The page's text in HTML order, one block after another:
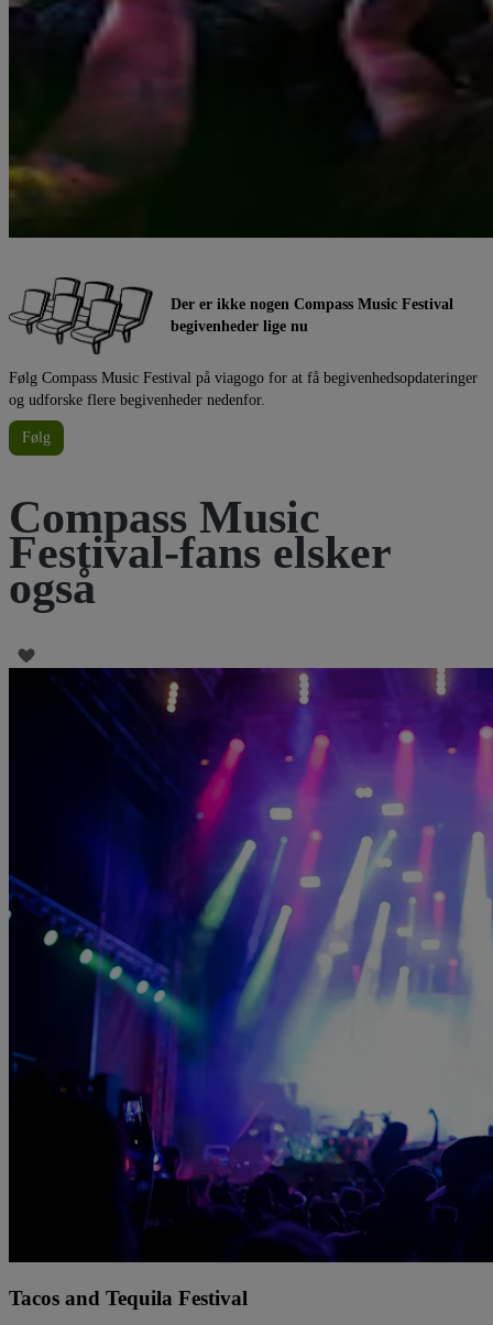
Der er ikke nogen Compass Music Festival
begivenheder lige nu
Følg Compass Music Festival på viagogo for at få begivenhedsopdateringer
og udforske flere begivenheder nedenfor.
Følg
Compass Music
Festival-fans elsker
også
Tacos and Tequila Festival